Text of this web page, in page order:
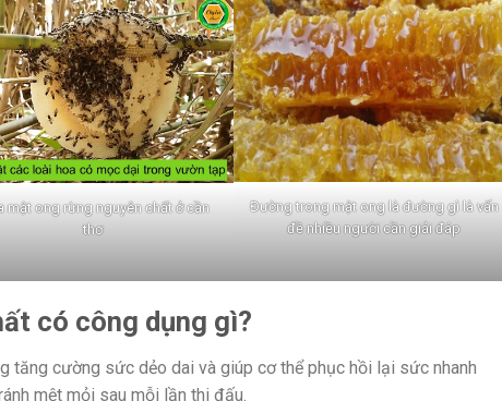
mật ong rừng nguyên chất ở cần
thơ
Đường trong mật ong là đường gì là vấn
đề nhiều người cần giải đáp
có công dụng gì?
tăng cường sức dẻo dai và giúp cơ thể phục hồi lại sức nhanh
mệt mỏi sau mỗi lần thi đấu.